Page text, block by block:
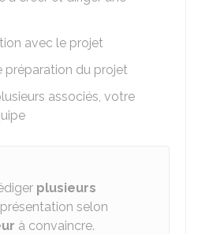
avec le projet
préparation du projet
associés, votre
plusieurs
selon
à convaincre.